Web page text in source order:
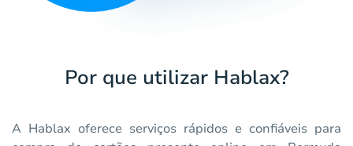
Por que utilizar Hablax?
A Hablax oferece serviços rápidos e confiáveis para